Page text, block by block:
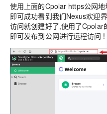
使用上面的Cpolar https公网
即可成功看到我们Nexus欢迎
访问就创建好了,使用了Cpolar
即可发布到公网进行远程访问 !